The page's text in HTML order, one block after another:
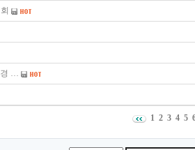
경 …
1 2 3 4 5